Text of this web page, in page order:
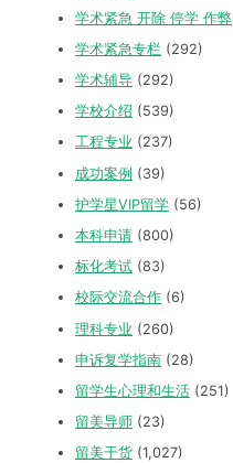
学术紧急 开除 停学 作弊
学术紧急专栏 (292)
学术辅导 (292)
学校介绍 (539)
工程专业 (237)
成功案例 (39)
护学星VIP留学 (56)
本科申请 (800)
标化考试 (83)
校际交流合作 (6)
理科专业 (260)
申诉复学指南 (28)
留学生心理和生活 (251)
留美导师 (23)
留美干货 (1,027)